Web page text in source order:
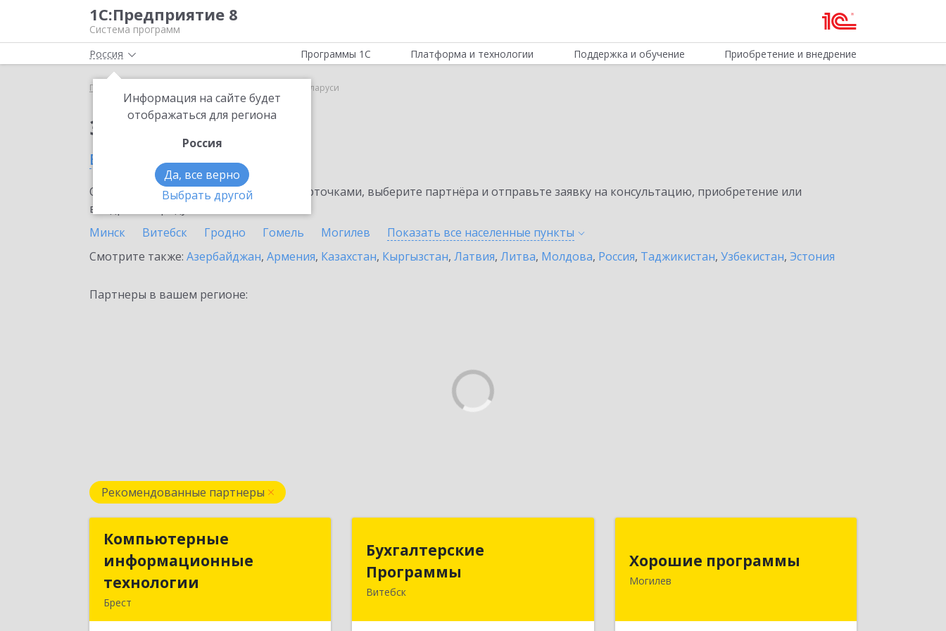
1С:Предприятие 8
Система программ
Россия
Информация на сайте будет
отображаться для региона
Россия
Да, все верно
Выбрать другой
Программы 1С Платформа и технологии Поддержка и обучение Приобретение и внедрение
Главная 1С:Линк в Беларуси
Заказать 1С:Линк
в Беларуси
Ознакомьтесь с информационными карточками, выберите партнёра и отправьте заявку на консультацию, приобретение или
внедрение продукта.
Минск
Витебск Гродно Гомель Могилев Показать все населенные пункты
Смотрите также: Азербайджан, Армения, Казахстан, Кыргызстан, Латвия, Литва, Молдова, Россия, Таджикистан, Узбекистан, Эстония
Партнеры в вашем регионе:
Рекомендованные партнеры
Компьютерные
информационные
технологии
Брест
Компьютерные
информационные
Бухгалтерские
Программы
Витебск
Хорошие программы
Могилев
Республика Беларусь, 212030, г.
Могилев, ул. Дзержинского, дом № 19,